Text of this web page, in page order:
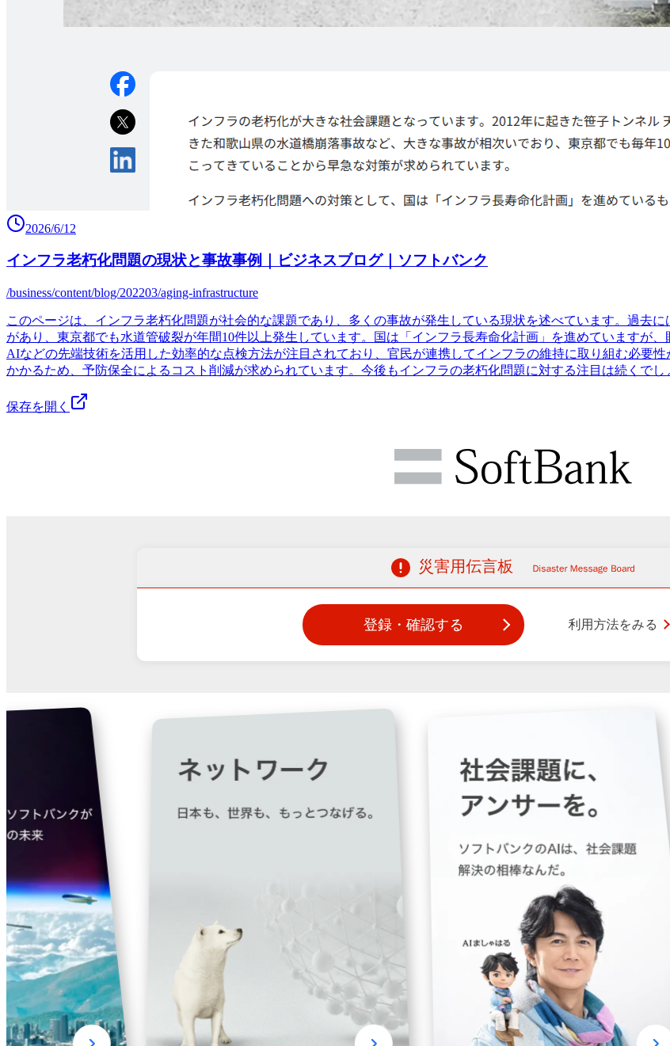
2026/6/12
インフラ老朽化問題の現状と事故事例｜ビジネスブログ｜ソフトバンク
/business/content/blog/202203/aging-infrastructure
このページは、インフラ老朽化問題が社会的な課題であり、多くの事故が発生している現状を述べています。過去
があり、東京都でも水道管破裂が年間10件以上発生しています。国は「インフラ長寿命化計画」を進めていますが
AIなどの先端技術を活用した効率的な点検方法が注目されており、官民が連携してインフラの維持に取り組む必要
かかるため、予防保全によるコスト削減が求められています。今後もインフラの老朽化問題に対する注目は続くでし
保存を開く